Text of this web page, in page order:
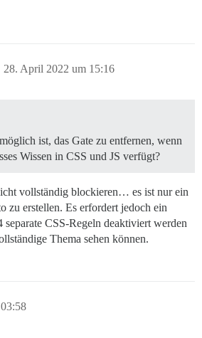
28. April 2022 um 15:16
ist, das Gate zu entfernen, wenn
Wissen in CSS und JS verfügt?
vollständig blockieren… es ist nur ein
zu erstellen. Es erfordert jedoch ein
separate CSS-Regeln deaktiviert werden
Thema sehen können.